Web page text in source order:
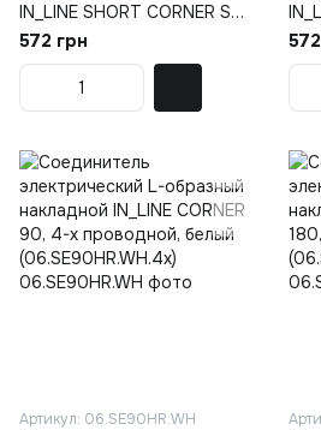
IN_LINE SHORT CORNER S
HR, чёрный (06.SS90HR.BK)
572 грн
Артикул: 06.SE90HR.WH